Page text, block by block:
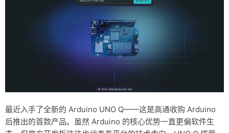
最近入手了全新的 Arduino UNO Q——这是高通收购 Arduino
后推出的首款产品。虽然 Arduino 的核心优势一直更偏软件生